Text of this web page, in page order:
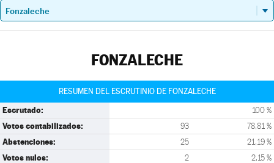
FONZALECHE
RESUMEN DEL ESCRUTINIO DE FONZALECHE
Escrutado: 100 %
Votos contabilizados: 93 78,81 %
Abstenciones: 25 21,19 %
Votos nulos: 2 2,15 %